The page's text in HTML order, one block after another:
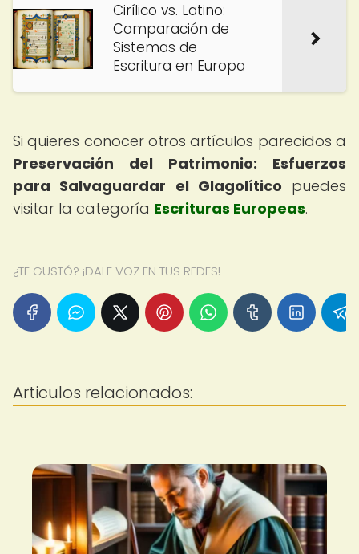
Cirílico vs. Latino:
Comparación de
Sistemas de
Escritura en Europa
Si quieres conocer otros artículos parecidos a
Preservación del Patrimonio: Esfuerzos
para Salvaguardar el Glagolítico puedes
visitar la categoría Escrituras Europeas.
¿TE GUSTÓ? ¡DALE VOZ EN TUS REDES!
Articulos relacionados: